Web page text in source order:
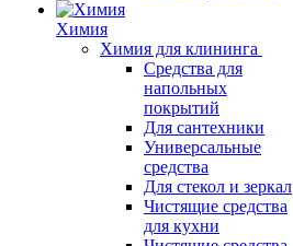
Химия
Химия для клининга
Средства для
напольных
покрытий
Для сантехники
Универсальные
средства
Для стекол и зеркал
Чистящие средства
для кухни